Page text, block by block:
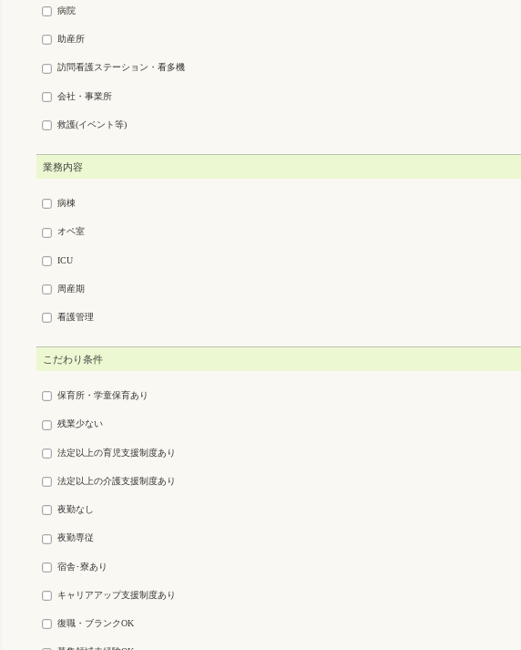
病院
助産所
訪問看護ステーション・看多機
会社・事業所
救護(イベント等)
業務内容
病棟
オペ室
ICU
周産期
看護管理
こだわり条件
保育所・学童保育あり
残業少ない
法定以上の育児支援制度あり
法定以上の介護支援制度あり
夜勤なし
夜勤専従
宿舎･寮あり
キャリアアップ支援制度あり
復職・ブランクOK